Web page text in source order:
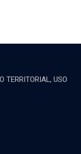
TERRITORIAL, USO